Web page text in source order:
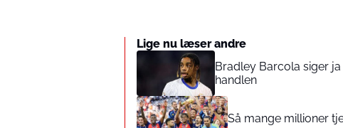
Lige nu læser andre
Bradley Barcola siger ja
handlen
Så mange millioner